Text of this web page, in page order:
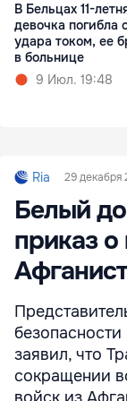
В Бельцах 11-
девочка погибла
удара током, ее
в больнице
9 Июл. 19:48
Ria 29 декабря
Белый
приказ
заявил, что
сокращении